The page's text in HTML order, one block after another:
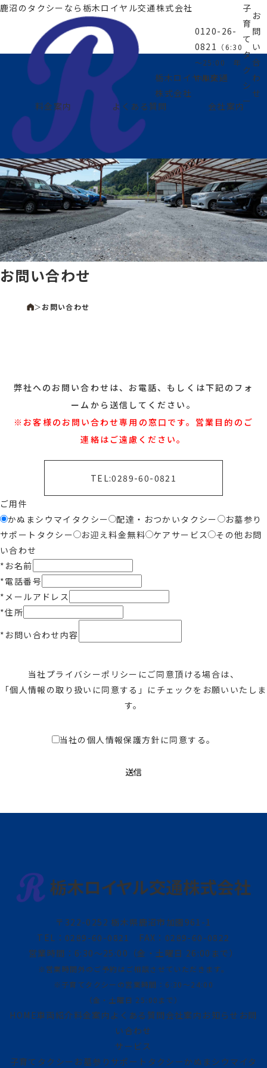
鹿沼のタクシーなら 栃木ロイヤル交通株式会社
栃木ロイヤル交通
株式会社
0120-26-
0821 （6:30
～25:00 年
中無休）
子
育
て
タ
ク
シ
ー
お
問
い
合
わ
せ
料金案内
よくある質問 会社案内
お問い合わせ
＞お問い合わせ
弊社へのお問い合わせは、お電話、もしくは下記のフォ
ームから送信してください。
※お客様のお問い合わせ専用の窓口です。 営業目的のご
連絡はご遠慮ください。
TEL:0289-60-0821
ご用件
かぬまシウマイタクシー
配達・おつかいタクシー
お墓参り
サポートタクシー
お迎え料金無料 ケアサービス
その他お問
い合わせ
* お名前
*電話番号
* メールアドレス
*住所
* お問い合わせ内容
当社 プライバシーポリシー に ご同意頂ける場合は、
「個人情報の取り扱いに同意する」に チェックをお願いいたしま
す。
当社の個人情報保護方針に同意する。
送信
〒322-0252 栃木県鹿沼市加園961-1
TEL：0289-60-0821 FAX：0289-60-0822
営業時間：6:30～25:00 （金・土曜日 26:00まで）
※営業時間外のご予約はご相談させていただきます。
※子育てタクシーの営業時間：6:30～24:00
（金・土曜日 25:00まで）
HOME車両紹介 料金案内 よくある質問 会社案内 お知らせ お問
い合わせ
サービス
子育てタクシー お墓参りサポートタクシー かぬまシウマイタ